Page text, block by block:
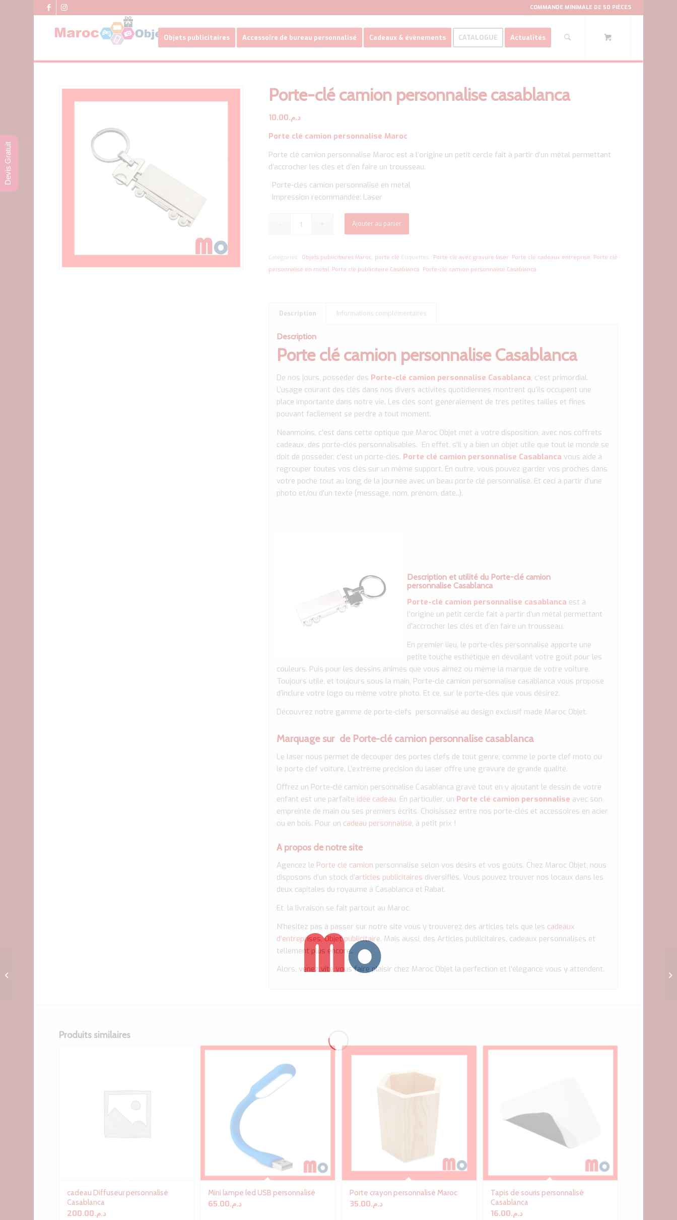
COMMANDE MINIMALE DE 50 PIÈCES
Objets publicitaires Accessoire de bureau personnalisé Cadeaux & évènements CATALOGUE Actualités
Porte-clé camion personnalise casablanca
د.م.10.00
Porte clé camion personnalise Maroc
Porte clé camion personnalise Maroc est à l’origine un petit cercle fait à partir d’un métal permettant
d’accrocher les clés et d’en faire un trousseau.
Porte-clés camion personnalisé en métal
Impression recommandée: Laser
Ajouter au panier
Catégories : Objets publicitaires Maroc porte clé Étiquettes : Porte clé avec gravure laser Porte clé cadeaux entreprise Porte clé
personnalisé en métal Porte clé publicitaire Casablanca Porte-clé camion personnalisé Casablanca
Description Informations complémentaires
Description
Porte clé camion personnalise Casablanca
De nos jours, posséder des Porte-clé camion personnalise Casablanca, c’est primordial.
L’usage courant des clés dans nos divers activités quotidiennes montrent qu’ils occupent une
place importante dans notre vie. Les clés sont généralement de très petites tailles et fines
pouvant facilement se perdre à tout moment.
Néanmoins, c’est dans cette optique que Maroc Objet met à votre disposition, avec nos coffrets
cadeaux, des porte-clés personnalisables. En effet, s’il y a bien un objet utile que tout le monde se
doit de posséder, c’est un porte-clés. Porte clé camion personnalise Casablanca vous aide à
regrouper toutes vos clés sur un même support. En outre, vous pouvez garder vos proches dans
votre poche tout au long de la journée avec un beau porte clé personnalisé. Et ceci à partir d’une
photo et/ou d’un texte (message, nom, prénom, date..).
Description et utilité du Porte-clé camion
personnalise Casablanca
Porte-clé camion personnalise casablanca est à
l’origine un petit cercle fait à partir d’un métal permettant
d’accrocher les clés et d’en faire un trousseau.
En premier lieu, le porte-clés personnalisé apporte une
petite touche esthétique en dévoilant votre goût pour les
couleurs. Puis pour les dessins animés que vous aimez ou même la marque de votre voiture.
Toujours utile, et toujours sous la main, Porte-clé camion personnalise casablanca vous propose
d’inclure votre logo ou même votre photo. Et ce, sur le porte-clés que vous désirez.
Découvrez notre gamme de porte-clefs personnalisé au design exclusif made Maroc Objet.
Marquage sur de Porte-clé camion personnalise casablanca
Le laser nous permet de découper des portes clefs de tout genre, comme le porte clef moto ou
le porte clef voiture. L’extrême précision du laser offre une gravure de grande qualité.
Offrez un Porte-clé camion personnalise Casablanca gravé tout en y ajoutant le dessin de votre
enfant est une parfaite idée cadeau. En particulier, un Porte clé camion personnalise avec son
empreinte de main ou ses premiers écrits. Choisissez entre nos porte-clés et accessoires en acier
ou en bois. Pour un cadeau personnalisé, à petit prix !
A propos de notre site
Agencez le Porte clé camion personnalise selon vos désirs et vos goûts. Chez Maroc Objet, nous
disposons d’un stock d’articles publicitaires diversifiés. Vous pouvez trouver nos locaux dans les
deux capitales du royaume à Casablanca et Rabat.
Et, la livraison se fait partout au Maroc.
N’hésitez pas à passer sur notre site vous y trouverez des articles tels que les cadeaux
d’entreprises,Objet publicitaire. Mais aussi, des Articles publicitaires, cadeaux personnalisés et
tellement plus encore..
Alors, venez vite vous faire plaisir chez Maroc Objet la perfection et l’élégance vous y attendent.
Produits similaires
cadeau Diffuseur personnalisé
Casablanca
د.م.200.00
Mini lampe led USB personnalisé
د.م.65.00
Porte crayon personnalisé Maroc
د.م.35.00
Tapis de souris personnalisé
Casablanca
د.م.16.00
Devis Gratuit